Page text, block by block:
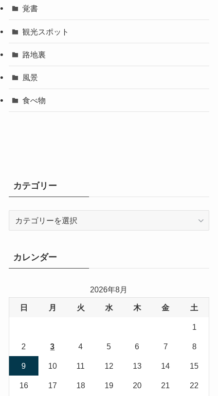
覚書
観光スポット
路地裏
風景
食べ物
カテゴリー
ー
カレンダー
2026年8月
日 月 火 水 木 金 土
1
2 3 4 5 6 7 8
9 10 11 12 13 14 15
16 17 18 19 20 21 22